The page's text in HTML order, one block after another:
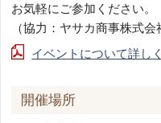
お気軽にご参加ください。
（協力：ヤサカ商事株式会
イベントについて詳し
開催場所